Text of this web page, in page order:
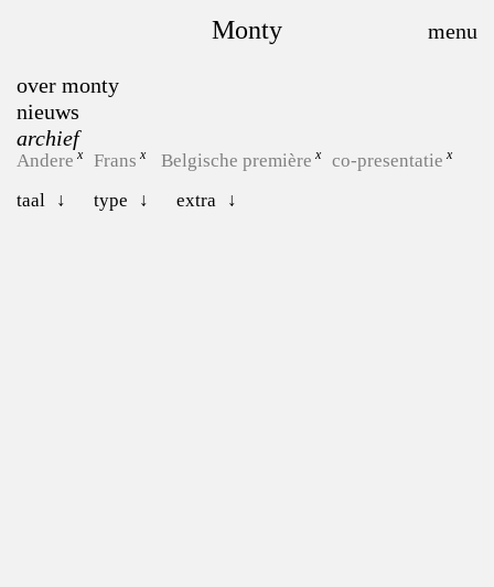
Monty
over monty
nieuws
archief
Andere Frans Belgische première
co-presentatie
taal
type extra